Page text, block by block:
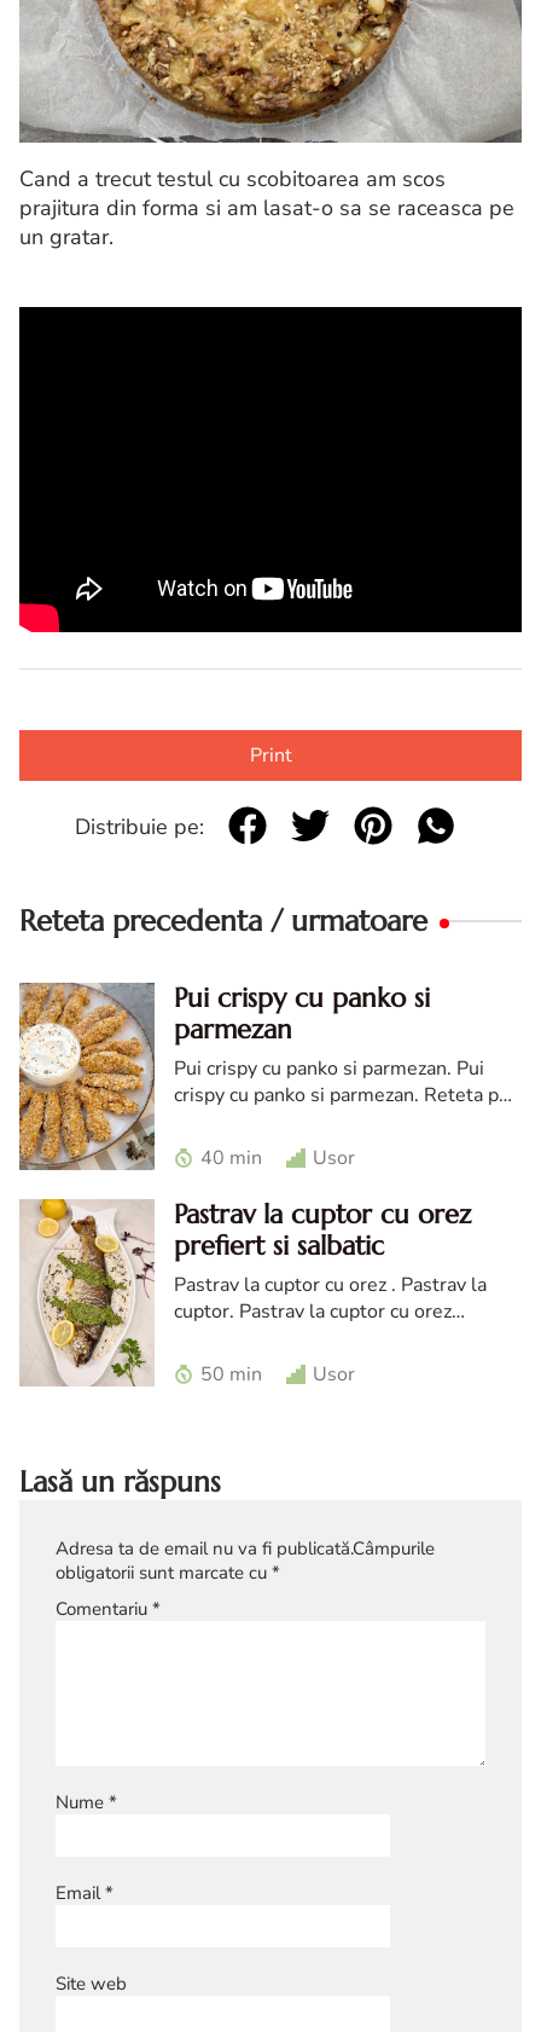
Cand a trecut testul cu scobitoarea am scos
prajitura din forma si am lasat-o sa se raceasca pe
un gratar.
Print
Distribuie pe:
Reteta precedenta / urmatoare
Pui crispy cu panko si
parmezan
Pui crispy cu panko si parmezan. Pui
crispy cu panko si parmezan. Reteta pui
reteta diva. Pui crispy reteta la cuptor
40 min Usor
Pastrav la cuptor cu orez
prefiert si salbatic
Pastrav la cuptor cu orez . Pastrav la
cuptor. Pastrav la cuptor cu orez
orez. pastrav la cuptor cu orez.
50 min Usor
Lasă un răspuns
Adresa ta de email nu va fi publicată.Câmpurile
obligatorii sunt marcate cu *
Comentariu *
Nume *
Email*
Site web